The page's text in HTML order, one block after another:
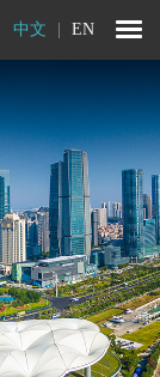
中文 EN